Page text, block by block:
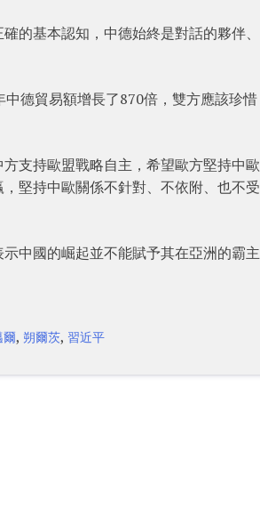
的基本認知，中德始終是對話的夥伴、
德貿易額增長了870倍，雙方應該珍惜
支持歐盟戰略自主，希望歐方堅持中歐
堅持中歐關係不針對、不依附、也不受
中國的崛起並不能賦予其在亞洲的霸主
爾, 朔爾茨, 習近平